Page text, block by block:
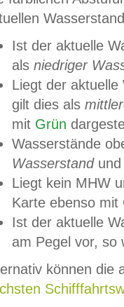
Ist der aktuelle
als niedriger
Liegt der
gilt dies als
mit Grün
Wasserstände
Wasserstandund
Liegt kein MHW
Karte ebenso mit
Ist der aktuelle
am Pegel vor,
können die